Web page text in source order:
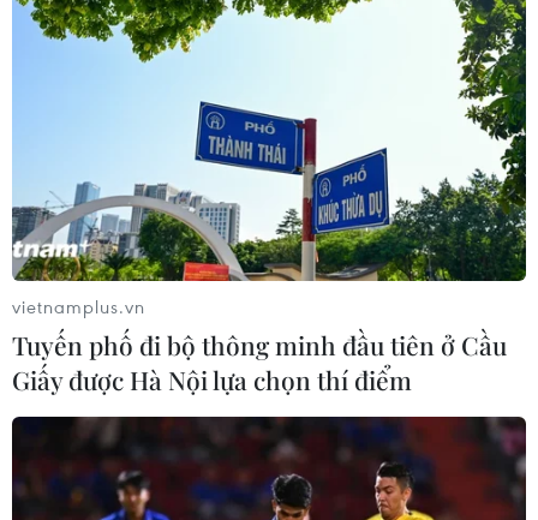
vietnamplus.vn
Tuyến phố đi bộ thông minh đầu tiên ở Cầu
Giấy được Hà Nội lựa chọn thí điểm